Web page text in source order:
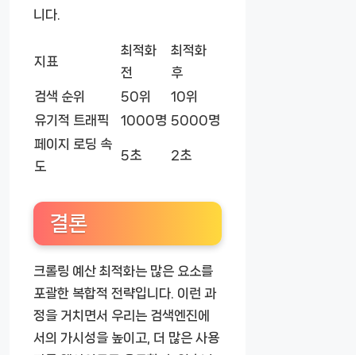
니다.
지표
최적화
전
최적화
후
검색 순위
50위
10위
유기적 트래픽
1000명 5000명
페이지 로딩 속
도
5초 2초
결론
크롤링 예산 최적화는 많은 요소를
포괄한 복합적 전략입니다. 이런 과
정을 거치면서 우리는 검색엔진에
서의 가시성을 높이고, 더 많은 사용